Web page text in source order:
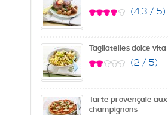
(4.3 / 5)
Tagliatelles dolce vita
(2 / 5)
Tarte provençale aux
champignons